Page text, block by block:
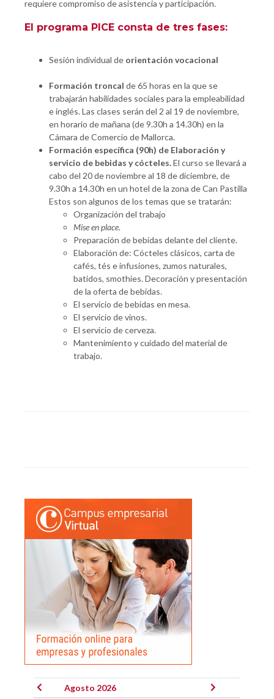
requiere compromiso de asistencia y participación.
El programa PICE consta de tres fases:
Sesión individual de orientación vocacional
Formación troncal de 65 horas en la que se
trabajarán habilidades sociales para la empleabilidad
e inglés. Las clases serán del 2 al 19 de noviembre,
en horario de mañana (de 9.30h a 14.30h) en la
Cámara de Comercio de Mallorca.
Formación específica (90h) de Elaboración y
servicio de bebidas y cócteles.El curso se llevará a
cabo del 20 de noviembre al 18 de diciembre, de
9.30h a 14.30h en un hotel de la zona de Can Pastilla
Estos son algunos de los temas que se tratarán:
Organización del trabajo
Mise en place.
Preparación de bebidas delante del cliente.
Elaboración de: Cócteles clásicos, carta de
cafés, tés e infusiones, zumos naturales,
batidos, smothies. Decoración y presentación
de la oferta de bebidas.
El servicio de bebidas en mesa.
El servicio de vinos.
El servicio de cerveza.
Mantenimiento y cuidado del material de
trabajo.
Agosto 2026